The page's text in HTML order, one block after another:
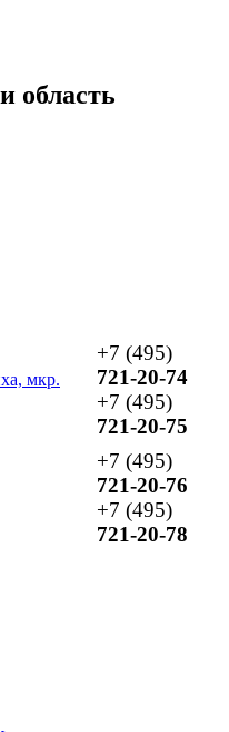
область
мкр.
+7 (495)
721-20-74
+7 (495)
721-20-75
+7 (495)
721-20-76
+7 (495)
721-20-78